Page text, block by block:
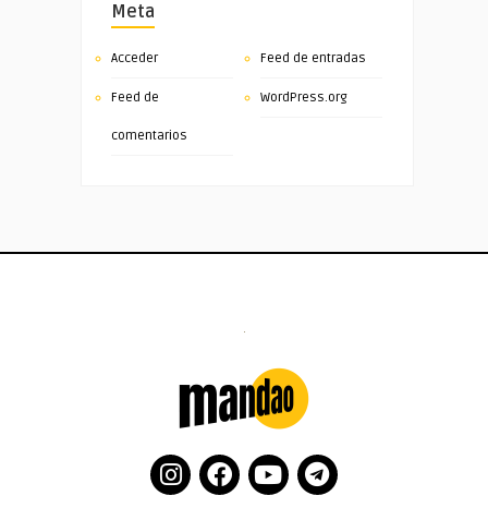
Meta
Acceder Feed de entradas
Feed de
comentarios
WordPress.org